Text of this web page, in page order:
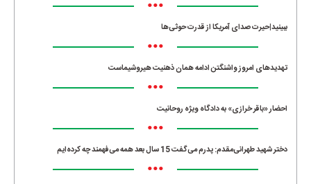
•••
ببینید|حیرت صدای آمریکا از قدرت حوثی‌ها
•••
تهدیدهای امروز واشنگتن ادامه همان ذهنیت هیروشیماست
•••
احضار «باقر خرازی» به دادگاه ویژه روحانیت
•••
دختر شهید طهرانی‌مقدم: پدرم می‌گفت 15 سال بعد همه می‌فهمند چه کرده‌ایم
•••